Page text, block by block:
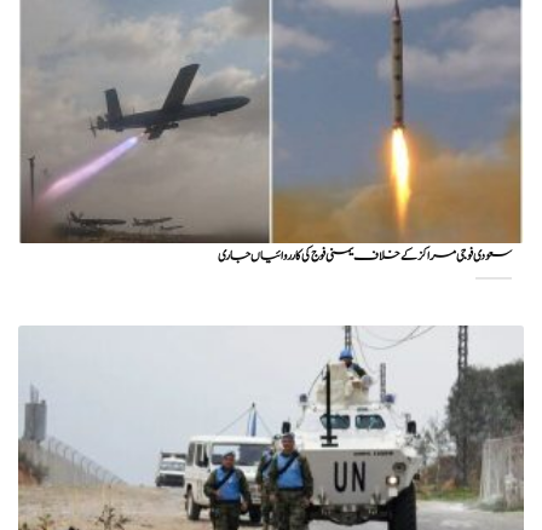
سعودی فوجی مراکز کے خلاف یمنی فوج کی کارروائیاں جاری